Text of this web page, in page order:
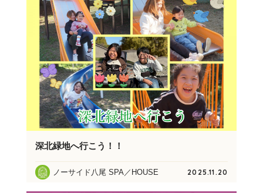
深北緑地へ行こう！！
ノーサイド八尾 SPA／HOUSE 2025.11.20